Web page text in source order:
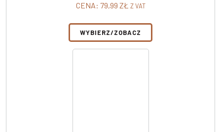
CENA: 79,99 ZŁ Z VAT
WYBIERZ/ZOBACZ